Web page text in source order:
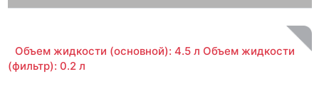
Объем жидкости (основной): 4.5 л Объем жидкости
(фильтр): 0.2 л